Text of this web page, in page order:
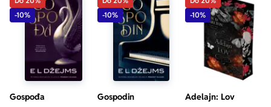
-10%
Gospođa
-10%
Gospodin
-10%
Adelajn: Lov